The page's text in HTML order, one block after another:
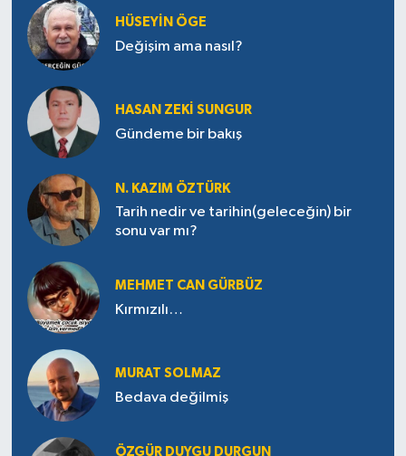
HÜSEYIN ÖGE
Değişim ama nasıl?
HASAN ZEKI SUNGUR
Gündeme bir bakış
N. KAZIM ÖZTÜRK
Tarih nedir ve tarihin(geleceğin) bir
sonu var mı?
MEHMET CAN GÜRBÜZ
Kırmızılı…
MURAT SOLMAZ
Bedava değilmiş
ÖZGÜR DUYGU DURGUN